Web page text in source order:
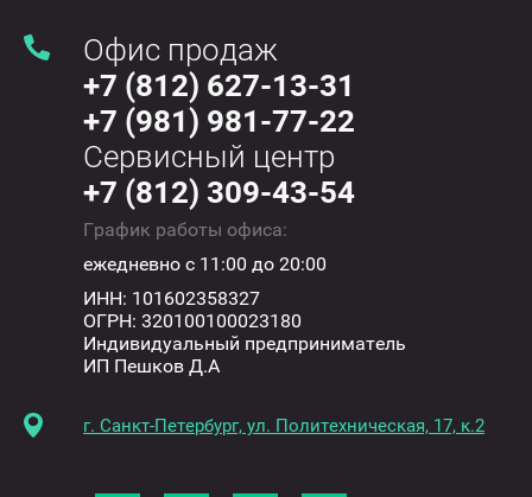
Офис продаж
+7 (812) 627-13-31
+7 (981) 981-77-22
Сервисный центр
+7 (812) 309-43-54
График работы офиса:
ежедневно с 11:00 до 20:00
ИНН: 101602358327
ОГРН: 320100100023180
Индивидуальный предприниматель
ИП Пешков Д.А
г. Санкт-Петербург, ул. Политехническая, 17, к.2